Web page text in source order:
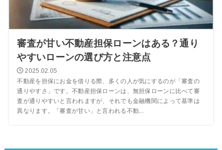
審査が甘い不動産担保ローンはある？通り
やすいローンの選び方と注意点
2025.02.05
不動産を担保にお金を借りる際、多くの人が気にするのが「審査の
通りやすさ」です。不動産担保ローンは、無担保ローンに比べて審
査が通りやすいと言われますが、それでも金融機関によって基準は
異なります。「審査が甘い」と言われる不動...